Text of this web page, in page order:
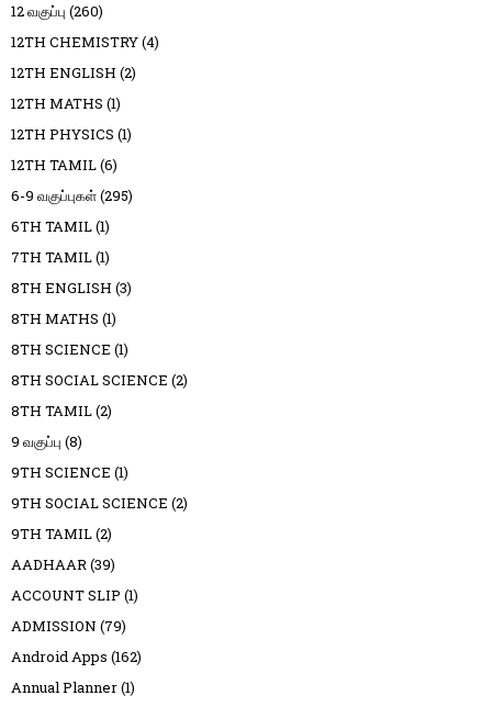
12 வகுப்பு (260)
12TH CHEMISTRY(4)
12TH ENGLISH (2)
12TH MATHS (1)
12TH PHYSICS (1)
12TH TAMIL(6)
6-9 வகுப்புகள்(295)
6TH TAMIL(1)
7TH TAMIL(1)
8TH ENGLISH (3)
8TH MATHS (1)
8TH SCIENCE (1)
8TH SOCIAL SCIENCE (2)
8TH TAMIL(2)
9 வகுப்பு (8)
9TH SCIENCE (1)
9TH SOCIAL SCIENCE (2)
9TH TAMIL(2)
AADHAAR(39)
ACCOUNT SLIP (1)
ADMISSION (79)
Android Apps (162)
Annual Planner(1)